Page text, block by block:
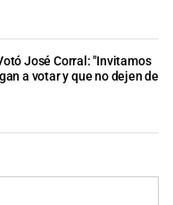
José Corral: "Invitamos
a votar y que no dejen de